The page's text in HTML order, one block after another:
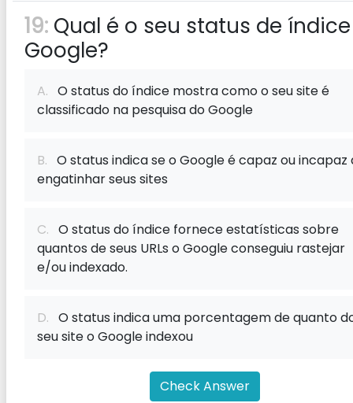
19: Qual é o seu status de
Google?
A. O status do índice mostra como o seu site é
classificado na pesquisa do Google
B. O status indica se o Google é capaz ou incapaz
engatinhar seus sites
C. O status do índice fornece estatísticas sobre
quantos de seus URLs o Google conseguiu rastejar
e/ou indexado.
D. O status indica uma porcentagem de quanto
seu site o Google indexou
Check Answer